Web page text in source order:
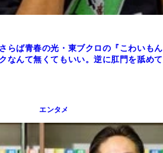
らば青春の光・東ブクロの『こわいもん
なんて無くてもいい。逆に肛門を舐めて
エンタメ